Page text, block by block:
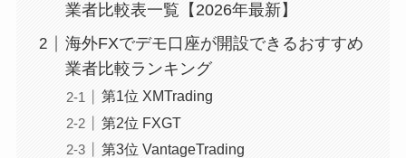
業者比較表一覧【2026年最新】
海外FXでデモ口座が開設できるおすすめ
業者比較ランキング
第1位 XMTrading
第2位 FXGT
第3位 VantageTrading